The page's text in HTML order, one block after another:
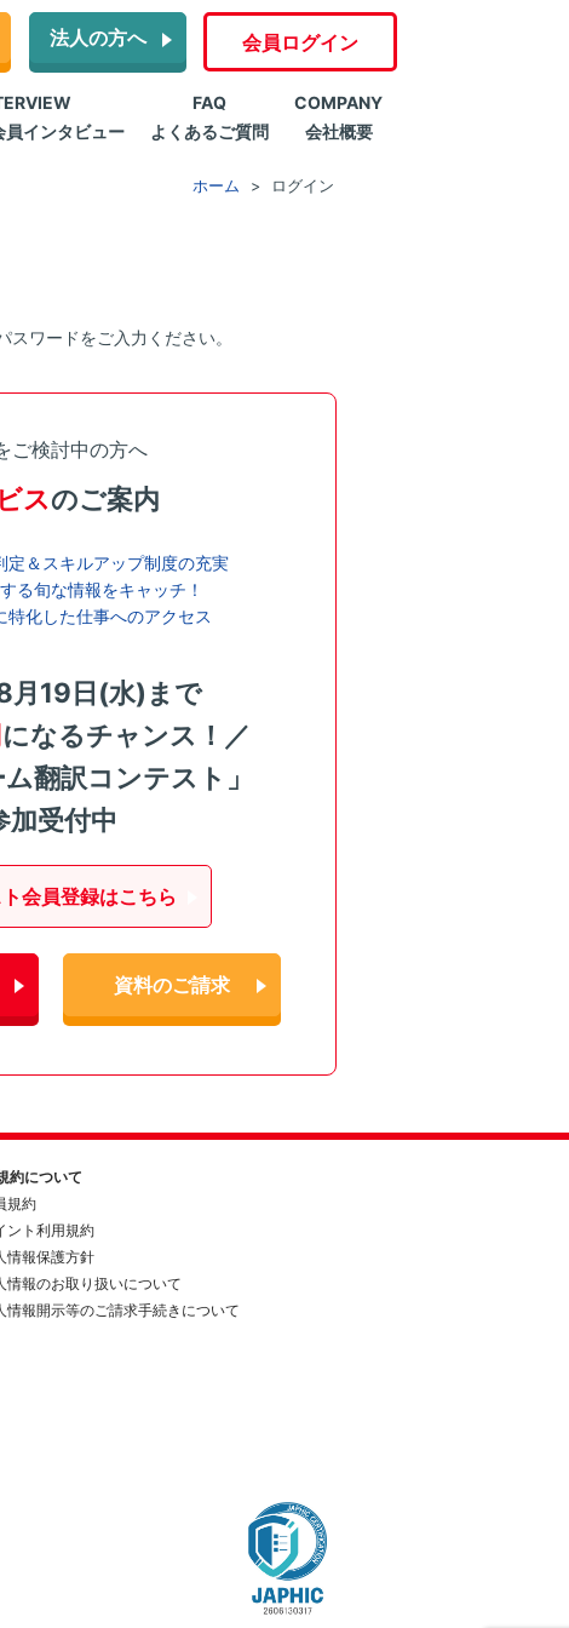
法人の方へ 会員ログイン
員インタビュー
FAQ
よくあるご質問
COMPANY
会社概要
ホーム ログイン
ワードをご入力ください。
ご検討中の方へ
スのご案内
定＆スキルアップ制度の充実
る旬な情報をキャッチ！
特化した仕事へのアクセス
19日(水)まで
になるチャンス！／
ム翻訳コンテスト」
加受付中
会員登録はこちら
資料のご請求
約について
規約
ント利用規約
情報保護方針
情報のお取り扱いについて
情報開示等のご請求手続きについて